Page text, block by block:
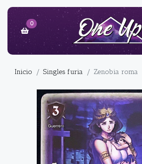
0
Inicio Singles furia Zenobia roma